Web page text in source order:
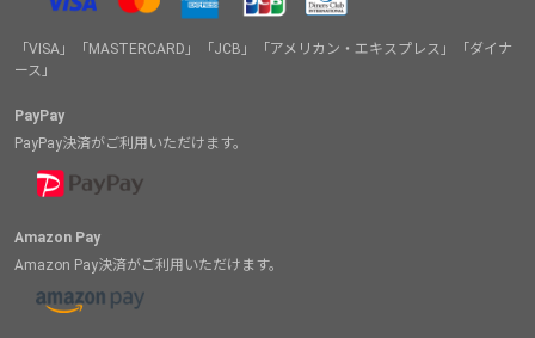
「VISA」「MASTERCARD」「JCB」「アメリカン・エキスプレス」「ダイナ
ース」
PayPay
PayPay決済がご利用いただけます。
Amazon Pay
Amazon Pay決済がご利用いただけます。